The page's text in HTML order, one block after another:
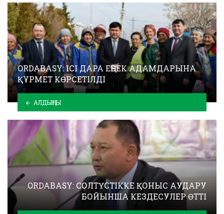
ORDABASY: ІСІ ДАРА ЕҢБЕК АДАМДАРЫНА
ҚҰРМЕТ КӨРСЕТІЛДІ
АЛДЫҢҒЫ
ORDABASY: СОЛТҮСТІККЕ ҚОНЫС АУДАРУ
БОЙЫНША КЕЗДЕСУЛЕР ӨТТІ